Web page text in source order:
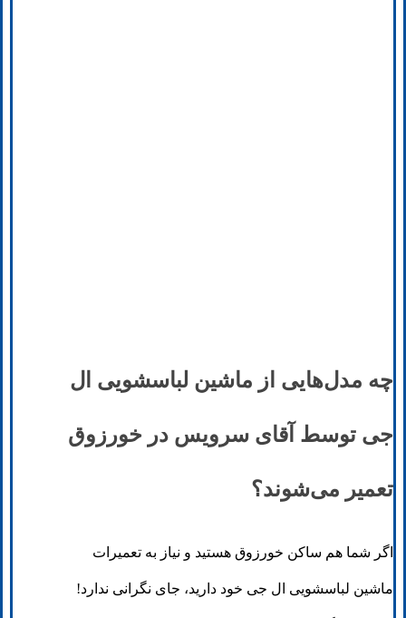
چه مدل‌هایی از ماشین لباسشویی ال
جی توسط آقای سرویس در خورزوق
تعمیر می‌شوند؟
اگر شما هم ساکن خورزوق هستید و نیاز به تعمیرات
ماشین لباسشویی ال جی خود دارید، جای نگرانی ندارد!